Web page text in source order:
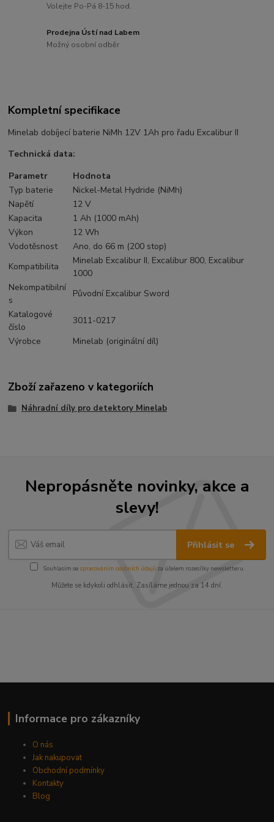
Volejte Po-Pá 8-15 hod.
Prodejna Ústí nad Labem
Možný osobní odběr
Kompletní specifikace
Minelab dobíjecí baterie NiMh 12V 1Ah pro řadu Excalibur II
Technická data:
Parametr
Hodnota
Typ baterie
Nickel-Metal Hydride (NiMh)
Napětí
12 V
Kapacita
1 Ah (1000 mAh)
Výkon
12 Wh
Vodotěsnost
Ano, do 66 m (200 stop)
Kompatibilita
Minelab Excalibur II, Excalibur 800, Excalibur
1000
Nekompatibilní
s
Původní Excalibur Sword
Katalogové
číslo
3011-0217
Výrobce
Minelab (originální díl)
Zboží zařazeno v kategoriích
Náhradní díly pro detektory Minelab
Nepropásněte novinky, akce a
slevy!
Přihlásit se
Souhlasím se zpracováním osobních údajůza účelem rozesílky newsletteru.
Můžete se kdykoli odhlásit. Zasíláme jednou za 14 dní.
Informace pro zákazníky
O nás
Jak nakupovat
Obchodní podmínky
Kontakty
Blog